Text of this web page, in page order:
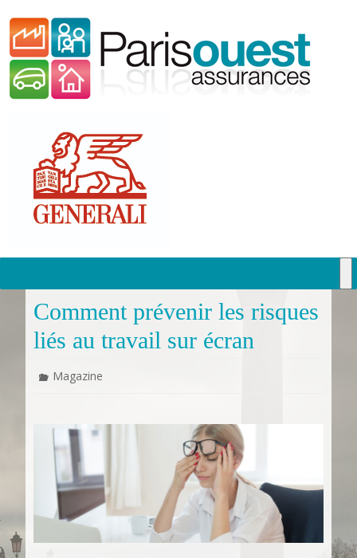
vers
contenu
vers
contenuComment prévenir les risques
liés au travail sur écran
Magazine